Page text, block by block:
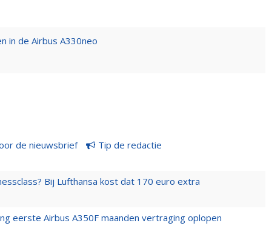
in de Airbus A330neo
de nieuwsbrief Tip de redactie
Bij Lufthansa kost dat 170 euro extra
eerste Airbus A350F maanden vertraging oplopen